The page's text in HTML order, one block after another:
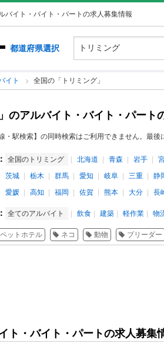
バイト・バイト・パートの求人募集情報
都道府県選択
イト 全国の「トリミング」
のアルバイト・バイト・パート
駅検索】の同時検索はご利用できません。最後
： 全国のトリミング 北海道 青森 岩手
茨城
栃木 群馬 愛知 岐阜 三重 静
愛媛
高知 福岡 佐賀 熊本 大分 長
： 全てのアルバイト 飲食 建築 軽作業 物
ペットホテル ネコ 動物 ブリーダー
ト・バイト・パートの求人募集